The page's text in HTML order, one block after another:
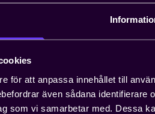
för att anpassa innehållet till
även sådana identifierare
som vi samarbetar med. Dessa
av
problem för
ta upp till ett år.